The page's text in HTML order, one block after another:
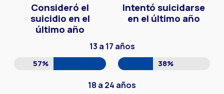
Consideró el
suicidio en el
último año
Intentó suicidarse
en el último año
13 a 17 años
57% 38%
18 a 24 años